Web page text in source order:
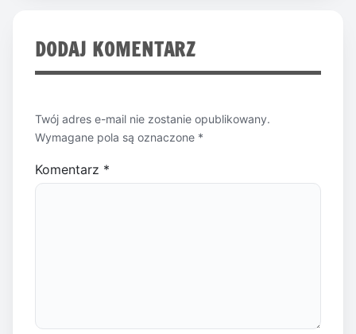
DODAJ KOMENTARZ
Twój adres e-mail nie zostanie opublikowany.
Wymagane pola są oznaczone *
Komentarz *